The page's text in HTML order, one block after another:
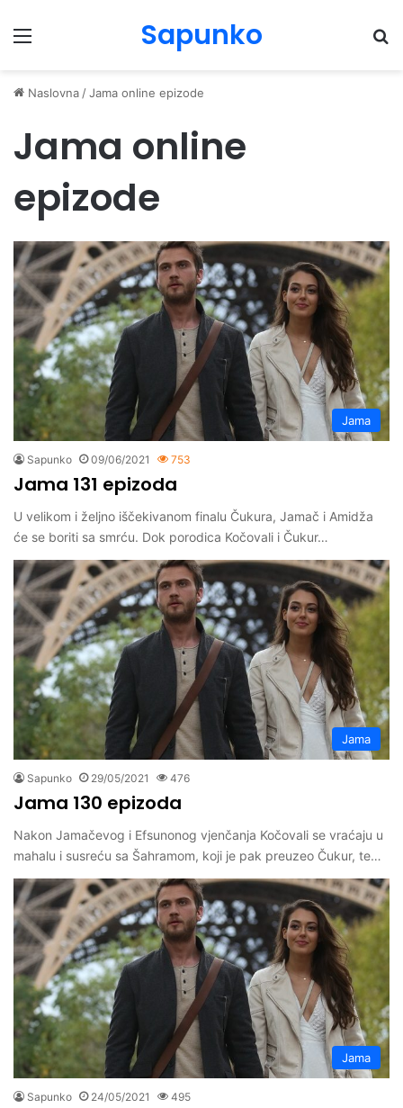
Menu Sapunko
Naslovna /Jama online epizode
Jama online
epizode
Jama
Sapunko 09/06/2021 753
Jama 131 epizoda
U velikom i željno iščekivanom finalu Čukura, Jamač i Amidža
će se boriti sa smrću. Dok porodica Kočovali i Čukur…
Jama
Sapunko 29/05/2021 476
Jama 130 epizoda
Nakon Jamačevog i Efsunonog vjenčanja Kočovali se vraćaju u
mahalu i susreću sa Šahramom, koji je pak preuzeo Čukur, te…
Jama
Sapunko 24/05/2021 495